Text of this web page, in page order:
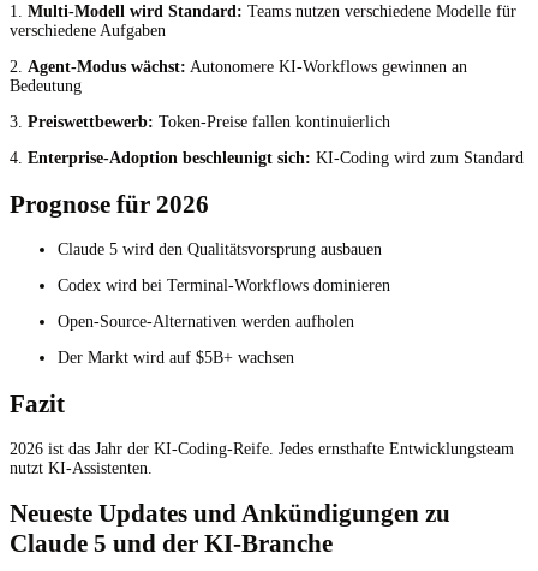
1. Multi-Modell wird Standard: Teams nutzen verschiedene Modelle für
verschiedene Aufgaben
2. Agent-Modus wächst: Autonomere KI-Workflows gewinnen an
Bedeutung
3. Preiswettbewerb: Token-Preise fallen kontinuierlich
4. Enterprise-Adoption beschleunigt sich: KI-Coding wird zum Standard
Prognose für 2026
Claude 5 wird den Qualitätsvorsprung ausbauen
Codex wird bei Terminal-Workflows dominieren
Open-Source-Alternativen werden aufholen
Der Markt wird auf $5B+ wachsen
Fazit
2026 ist das Jahr der KI-Coding-Reife. Jedes ernsthafte Entwicklungsteam
nutzt KI-Assistenten.
Neueste Updates und Ankündigungen zu
Claude 5 und der KI-Branche